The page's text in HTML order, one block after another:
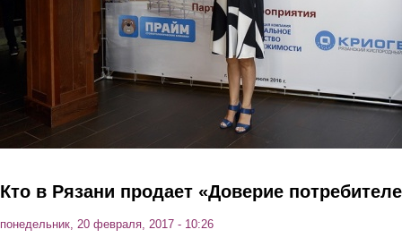
Кто в Рязани продает «Доверие
понедельник, 20 февраля, 2017 - 10:26